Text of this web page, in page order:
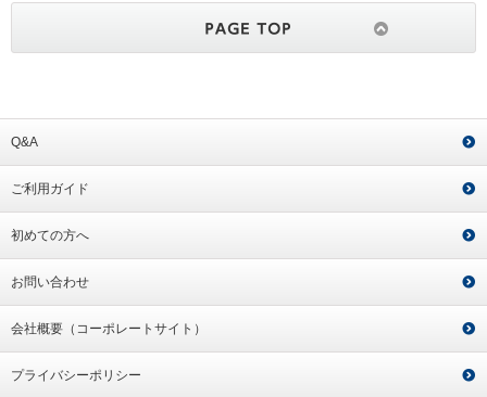
Q&A
ご利用ガイド
初めての方へ
お問い合わせ
会社概要（コーポレートサイト）
プライバシーポリシー